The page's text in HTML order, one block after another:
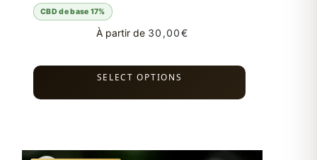
CBD de base 17%
À partir de 30,00€
SELECT OPTIONS